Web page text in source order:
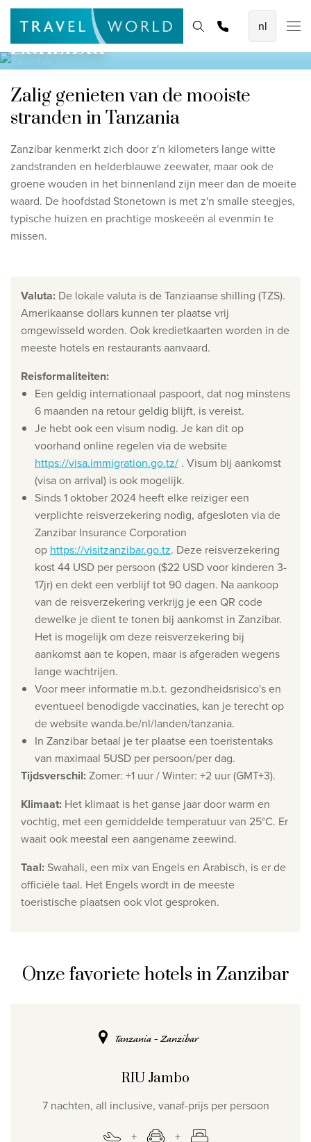
De mooiste vliegvakanties
Baoase Luxury Resort Curaçao
Lux* Grand Baie Resort Mauritius
Constance Halaveli Maldives
Unieke rondreizen
8-daagse Emiraten Ontdekkingsreis
Fly & Drive - Kleuren van Yucatan
Ontdekking Sri Lanka
Ontdek onze thema's
Huwelijksreis
Adults only
Luxury
Bekijk alle thema's
De beste aanbiedingen
IKYK Malta
Dhigali Resort Maldives
SALT of Palmar Mauritius
Bekijk alle promoties
Over Travelworld
Wie zijn wij
Waarom Travelworld
Onze bestemmingen
Contacteer ons
Onze reiskantoren
Nuttige links
Vacatures
Voorwaarden
©2026, Travelworld
Homepage Bestemmingen Thema's Promoties
Zoek & boek
Zanzibar
Zalig genieten van de mooiste
stranden in Tanzania
Zanzibar kenmerkt zich door z'n kilometers lange witte
zandstranden en helderblauwe zeewater, maar ook de
groene wouden in het binnenland zijn meer dan de moeite
waard. De hoofdstad Stonetown is met z'n smalle steegjes,
typische huizen en prachtige moskeeën al evenmin te
missen.
Valuta: De lokale valuta is de Tanziaanse shilling (TZS).
Amerikaanse dollars kunnen ter plaatse vrij
omgewisseld worden. Ook kredietkaarten worden in de
meeste hotels en restaurants aanvaard.
Reisformaliteiten:
Een geldig internationaal paspoort, dat nog minstens
6 maanden na retour geldig blijft, is vereist.
Je hebt ook een visum nodig. Je kan dit op
voorhand online regelen via de website
https://visa.immigration.go.tz/ . Visum bij aankomst
(visa on arrival) is ook mogelijk.
Sinds 1 oktober 2024 heeft elke reiziger een
verplichte reisverzekering nodig, afgesloten via de
Zanzibar Insurance Corporation
op https://visitzanzibar.go.tz. Deze reisverzekering
kost 44 USD per persoon ($22 USD voor kinderen 3-
17jr) en dekt een verblijf tot 90 dagen. Na aankoop
van de reisverzekering verkrijg je een QR code
dewelke je dient te tonen bij aankomst in Zanzibar.
Het is mogelijk om deze reisverzekering bij
aankomst aan te kopen, maar is afgeraden wegens
lange wachtrijen.
Voor meer informatie m.b.t. gezondheidsrisico's en
eventueel benodigde vaccinaties, kan je terecht op
de website wanda.be/nl/landen/tanzania.
In Zanzibar betaal je ter plaatse een toeristentaks
van maximaal 5USD per persoon/per dag.
Tijdsverschil:Zomer: +1 uur / Winter: +2 uur (GMT+3).
Klimaat: ​Het klimaat is het ganse jaar door warm en
vochtig, met een gemiddelde temperatuur van 25°C. Er
waait ook meestal een aangename zeewind.
Taal: Swahali, een mix van Engels en Arabisch, is er de
officiële taal. Het Engels wordt in de meeste
toeristische plaatsen ook vlot gesproken.
Onze favoriete hotels in Zanzibar
Tanzania - Zanzibar
RIU Jambo
7 nachten, all inclusive, vanaf-prijs per persoon